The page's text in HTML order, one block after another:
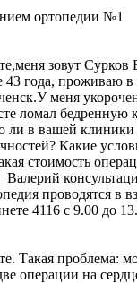
ортопедии №1
зовут Сурков
года, проживаю в
меня
ломал бедренную
ли в вашей клиники
Какие
стоимость
проводятся в
4116 с 9.00 до
Такая проблема:
операции на